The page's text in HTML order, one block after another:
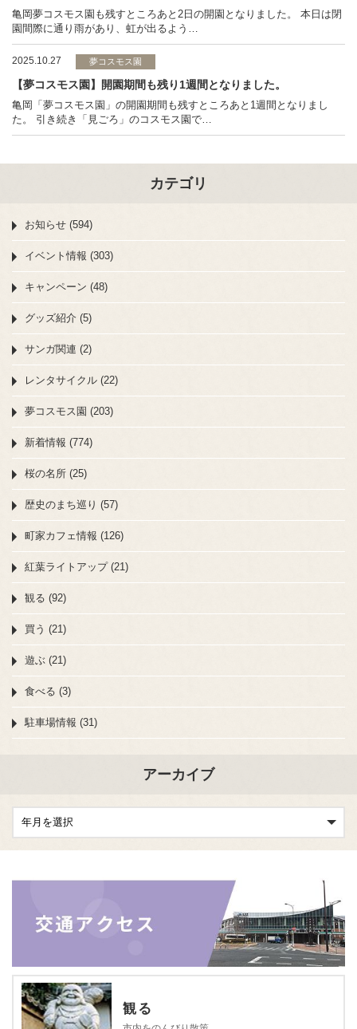
亀岡夢コスモス園も残すところあと2日の開園となりました。 本日は閉
園間際に通り雨があり、虹が出るよう…
2025.10.27 夢コスモス園
【夢コスモス園】開園期間も残り1週間となりました。
亀岡「夢コスモス園」の開園期間も残すところあと1週間となりまし
た。 引き続き「見ごろ」のコスモス園で…
カテゴリ
お知らせ (594)
イベント情報 (303)
キャンペーン (48)
グッズ紹介 (5)
サンガ関連 (2)
レンタサイクル (22)
夢コスモス園 (203)
新着情報 (774)
桜の名所 (25)
歴史のまち巡り (57)
町家カフェ情報 (126)
紅葉ライトアップ (21)
観る (92)
買う (21)
遊ぶ (21)
食べる (3)
駐車場情報 (31)
アーカイブ
観る